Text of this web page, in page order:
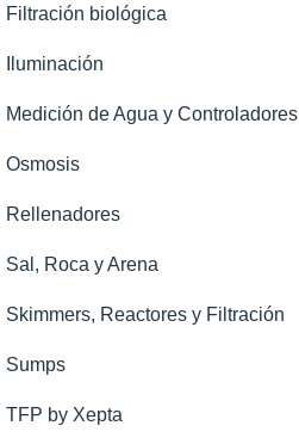
Filtración biológica
Iluminación
Medición de Agua y Controladores
Osmosis
Rellenadores
Sal, Roca y Arena
Skimmers, Reactores y Filtración
Sumps
TFP by Xepta